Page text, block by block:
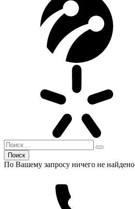
Поиск
По Вашему запросу ничего не найдено